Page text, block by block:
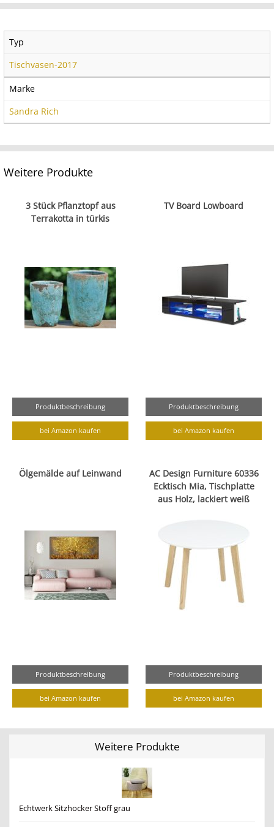
Typ
Tischvasen-2017
Marke
Sandra Rich
Weitere Produkte
3 Stück Pflanztopf aus
Terrakotta in türkis
Produktbeschreibung
bei Amazon kaufen
TV Board Lowboard
Produktbeschreibung
bei Amazon kaufen
Ölgemälde auf Leinwand
Produktbeschreibung
bei Amazon kaufen
AC Design Furniture 60336
Ecktisch Mia, Tischplatte
aus Holz, lackiert weiß
Produktbeschreibung
bei Amazon kaufen
Weitere Produkte
Echtwerk Sitzhocker Stoff grau